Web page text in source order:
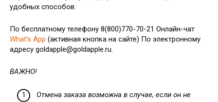
удобных способов:
По бесплатному телефону 8(800)770-70-21 Онлайн-чат
What’s App (активная кнопка на сайте) По электронному
адресу goldapple@goldapple.ru.
ВАЖНО!
Отмена заказа возможна в случае, если он не